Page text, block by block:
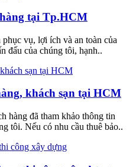
tại Tp.HCM
vụ, lợi ích và an toàn của
đấu của chúng tôi, hạnh..
khách sạn tại HCM
hàng đã tham khảo thông tin
tôi. Nếu có nhu cầu thuê bảo..